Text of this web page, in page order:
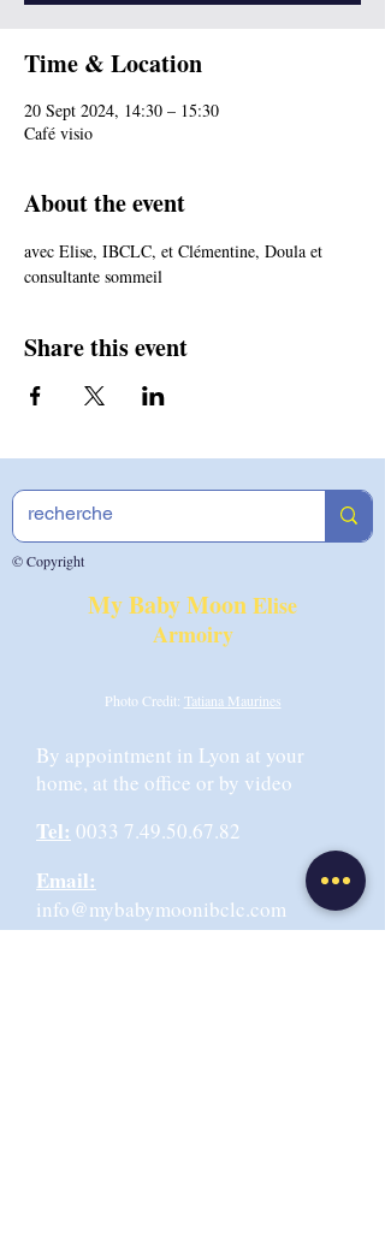
Time & Location
20 Sept 2024, 14:30 – 15:30
Café visio
About the event
avec Elise, IBCLC, et Clémentine, Doula et
consultante sommeil
Share this event
© Copyright
My Baby MoonElise
Armoiry
Photo Credit: Tatiana Maurines
By appointment in Lyon at your
home, at the office or by video
Tel: 0033 7.49.50.67.82
Email:
info@mybabymoonibclc.com